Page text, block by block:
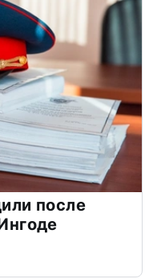
после